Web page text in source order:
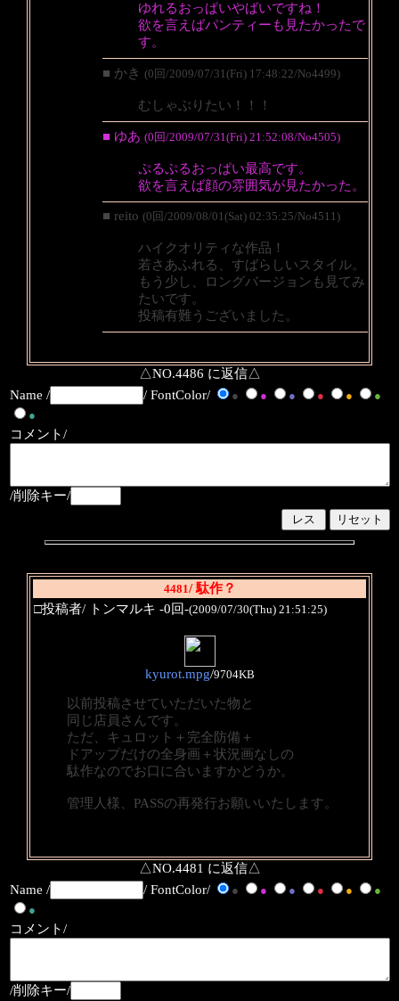
ゆれるおっぱいやばいですね！
欲を言えばパンティーも見たかったで
す。
■ かき (0回/2009/07/31(Fri) 17:48:22/No4499)
むしゃぶりたい！！！
■ ゆあ (0回/2009/07/31(Fri) 21:52:08/No4505)
ぷるぷるおっぱい最高です。
欲を言えば顔の雰囲気が見たかった。
■ reito (0回/2009/08/01(Sat) 02:35:25/No4511)
ハイクオリティな作品！
若さあふれる、すばらしいスタイル。
もう少し、ロングバージョンも見てみ
たいです。
投稿有難うございました。
△NO.4486 に返信△
Name /
/ FontColor/ ● ● ● ● ●
●
●
コメント/
/削除キー/
4481/ 駄作？
□投稿者/ トンマルキ -0回-(2009/07/30(Thu) 21:51:25)
kyurot.mpg/9704KB
以前投稿させていただいた物と
同じ店員さんです。
ただ、キュロット＋完全防備＋
ドアップだけの全身画＋状況画なしの
駄作なのでお口に合いますかどうか。
管理人様、PASSの再発行お願いいたします。
△NO.4481 に返信△
Name /
/ FontColor/ ● ● ● ● ●
●
●
コメント/
/削除キー/